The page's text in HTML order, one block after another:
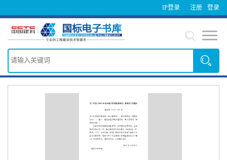
IP登录 登录
注册